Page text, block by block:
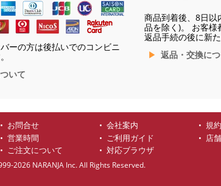
ーの方は後払いでのコンビニ
いて
商品到着後、8日以
品を除く)。 お客様
返品手続の後に新
返品・交換に
お問合せ 会社案内
規
営業時間
ご利用ガイド
店舗
ご注文について
対応ブラウザ
2026 NARANJA Inc. All Rights Reserved.